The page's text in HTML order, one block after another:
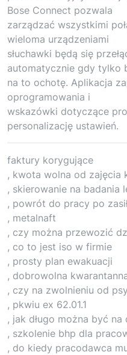
Bose Connect pozwala
zarządzać wszystkimi
wieloma urządzeniami
słuchawki będą się
automatycznie gdy tylko
na to ochotę. Aplikacja
oprogramowania i
wskazówki dotyczące
personalizację ustawień.
faktury korygujące
, kwota wolna od zajęcia
, skierowanie na badania
, powrót do pracy po
, metalnaft
, czy można przewozić
, co to jest iso w firmie
, prosty plan ewakuacji
, dobrowolna
, czy na zwolnieniu od
, pkwiu ex 62.01.1
, jak długo można być
, szkolenie bhp dla
, do kiedy pracodawca